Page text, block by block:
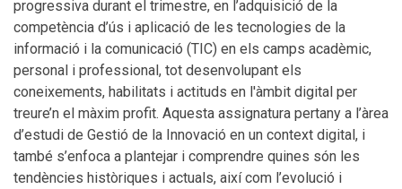
progressiva durant el trimestre, en l’adquisició de la
competència d’ús i aplicació de les tecnologies de la
informació i la comunicació (TIC) en els camps acadèmic,
personal i professional, tot desenvolupant els
coneixements, habilitats i actituds en l'àmbit digital per
treure’n el màxim profit. Aquesta assignatura pertany a l’àrea
d’estudi de Gestió de la Innovació en un context digital, i
també s’enfoca a plantejar i comprendre quines són les
tendències històriques i actuals, així com l’evolució i